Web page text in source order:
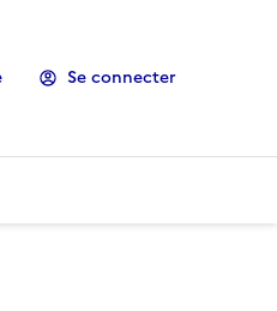
Se connecter